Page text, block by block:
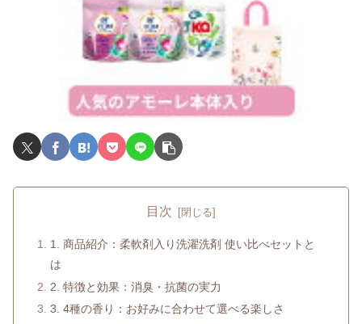
目次
1. 商品紹介：柔軟剤入り洗濯洗剤 使い比べセットと
は
2. 特徴と効果：消臭・抗菌の実力
3. 4種の香り：お好みに合わせて選べる楽しさ